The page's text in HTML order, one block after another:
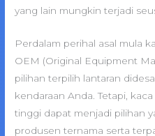
yang lain mungkin terjadi
Perdalam perihal asal mula
OEM (Original Equipment
pilihan terpilih lantaran
kendaraan Anda. Tetapi,
tinggi dapat menjadi pilihan
produsen ternama serta